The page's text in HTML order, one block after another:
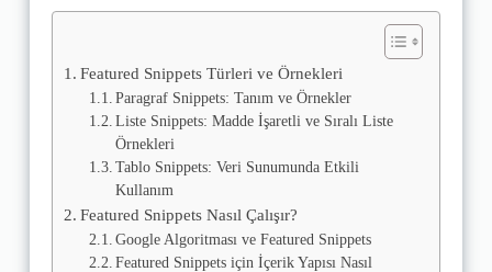
Featured Snippets Türleri ve Örnekleri
Paragraf Snippets: Tanım ve Örnekler
Liste Snippets: Madde İşaretli ve Sıralı Liste
Örnekleri
Tablo Snippets: Veri Sunumunda Etkili
Kullanım
Featured Snippets Nasıl Çalışır?
Google Algoritması ve Featured Snippets
Featured Snippets için İçerik Yapısı Nasıl